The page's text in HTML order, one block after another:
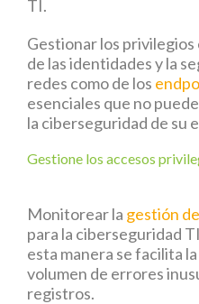
TI.
Gestionar los privilegios
de las identidades y la
redes como de los
esenciales que no
la ciberseguridad de su
Gestione los accesos
Monitorear la gestión
para la ciberseguridad
esta manera se facilita
volumen de errores
registros.